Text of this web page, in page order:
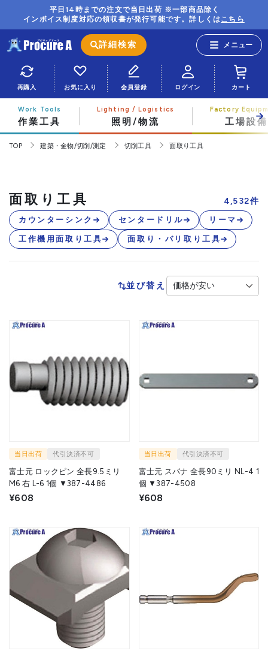
平日14時までの注文で当日出荷 ※一部商品除く
インボイス制度対応の領収書が発行可能です。詳しくはこちら
詳細検索
再購入 お気に入り 会員登録 ログイン カート
作業工具 照明/物流 工場設備
TOP 建築・金物/切削/測定 切削工具 面取り工具
面取り工具 4,532件
カウンターシンク センタードリル リーマ
工作機用面取り工具 面取り・バリ取り工具
並び替え
当日出荷 代引決済不可
富士元 ロックピン 全長9.5ミリ
M6 右 L-6 1個 ▼387-4486
¥608
当日出荷 代引決済不可
富士元 スパナ 全長90ミリ NL-4 1
個 ▼387-4508
¥608